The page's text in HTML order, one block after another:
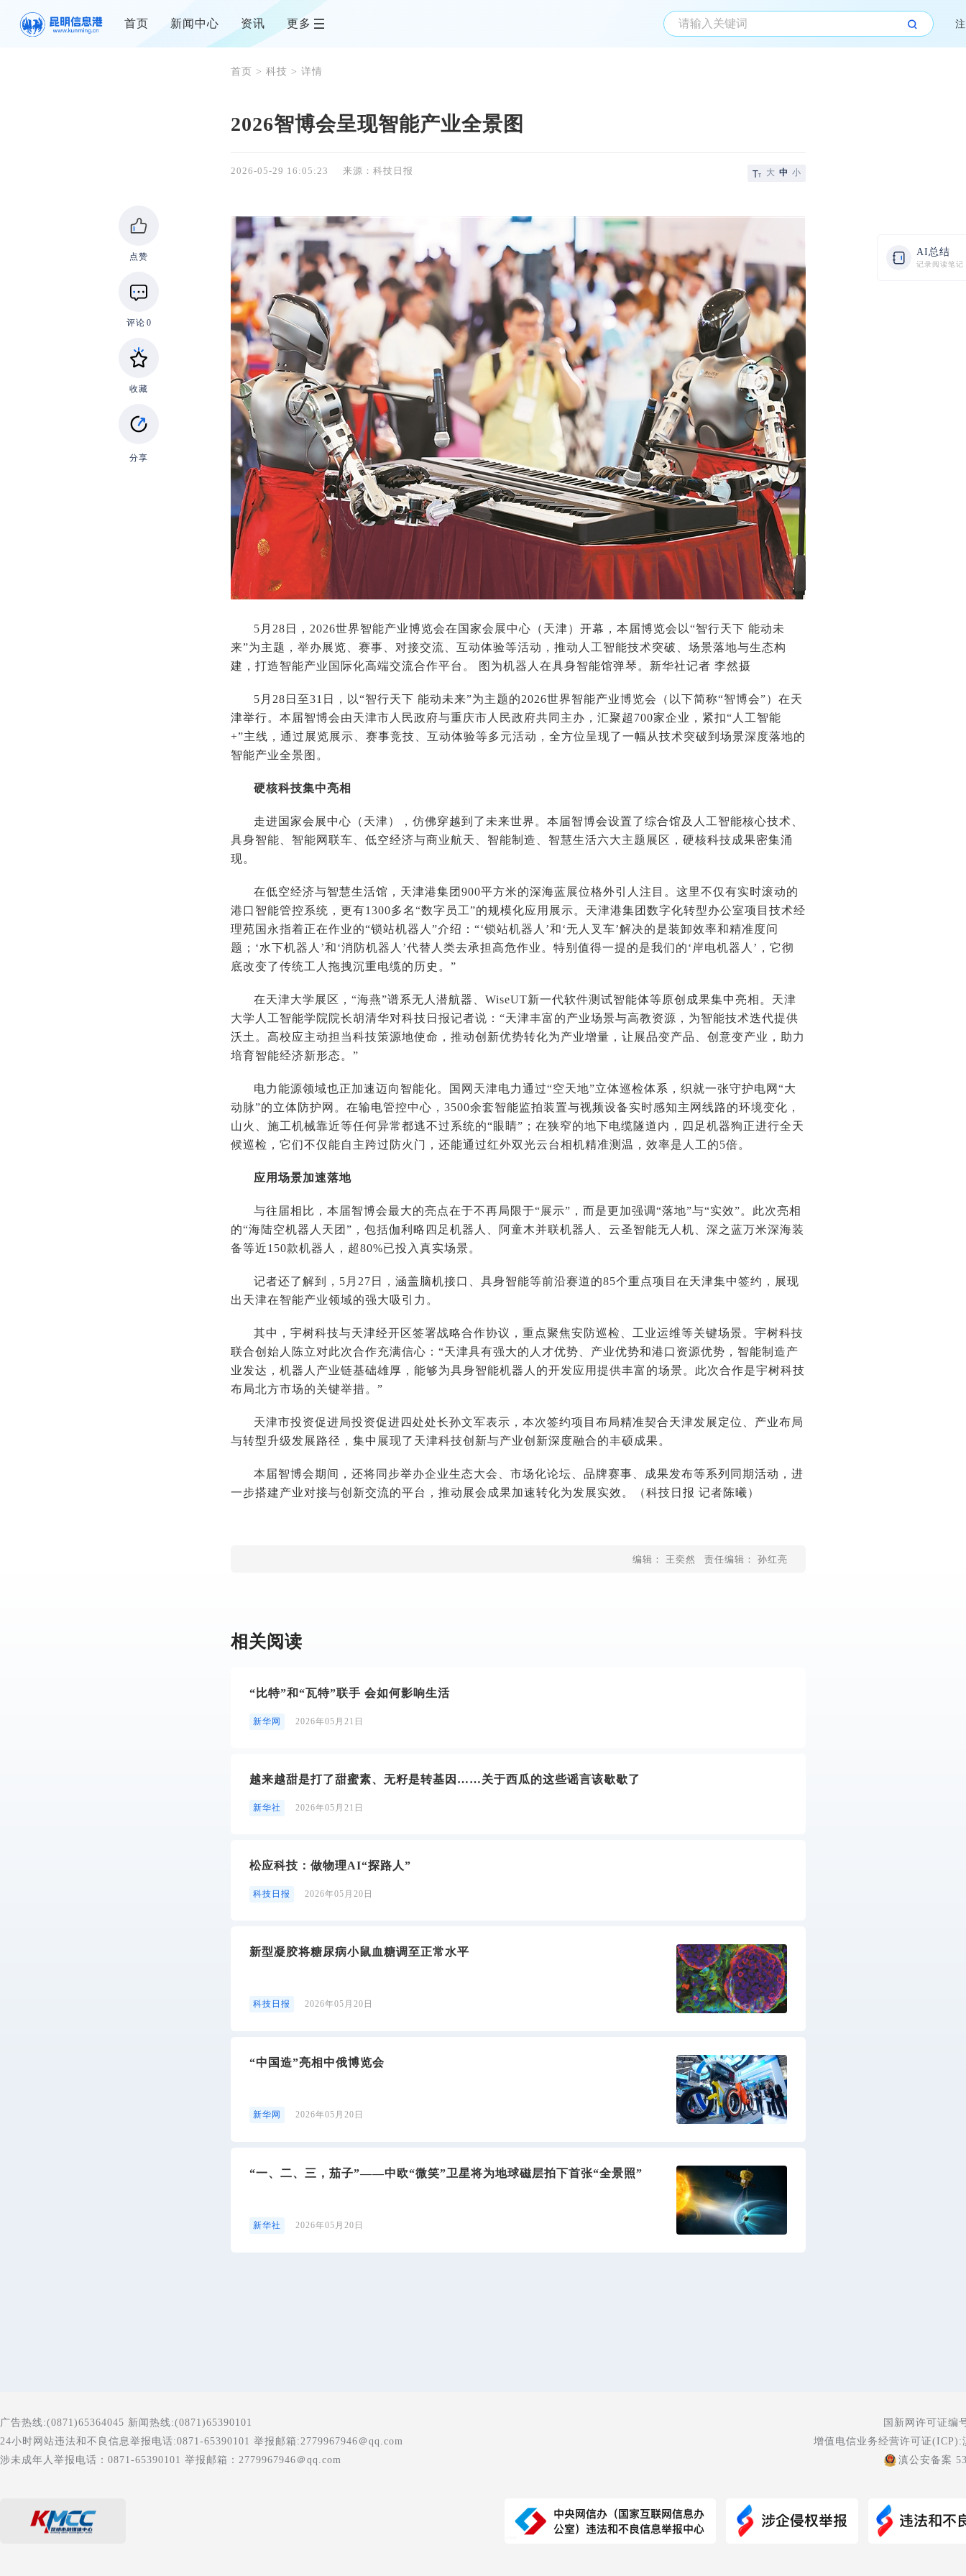
首页 新闻中心 资讯 更多
点赞
评论 0
收藏
分享
AI总结
记录阅读笔记
首页 > 科技 > 详情
2026智博会呈现智能产业全景图
2026-05-29 16:05:23 来源：科技日报 大 中 小
5月28日，2026世界智能产业博览会在国家会展中心（天津）开幕，本届博览会以“智行天下 能动未
来”为主题，举办展览、赛事、对接交流、互动体验等活动，推动人工智能技术突破、场景落地与生态构
建，打造智能产业国际化高端交流合作平台。 图为机器人在具身智能馆弹琴。新华社记者 李然摄
5月28日至31日，以“智行天下 能动未来”为主题的2026世界智能产业博览会（以下简称“智博会”）在天
津举行。本届智博会由天津市人民政府与重庆市人民政府共同主办，汇聚超700家企业，紧扣“人工智能
+”主线，通过展览展示、赛事竞技、互动体验等多元活动，全方位呈现了一幅从技术突破到场景深度落地的
智能产业全景图。
硬核科技集中亮相
走进国家会展中心（天津），仿佛穿越到了未来世界。本届智博会设置了综合馆及人工智能核心技术、
具身智能、智能网联车、低空经济与商业航天、智能制造、智慧生活六大主题展区，硬核科技成果密集涌
现。
在低空经济与智慧生活馆，天津港集团900平方米的深海蓝展位格外引人注目。这里不仅有实时滚动的
港口智能管控系统，更有1300多名“数字员工”的规模化应用展示。天津港集团数字化转型办公室项目技术经
理苑国永指着正在作业的“锁站机器人”介绍：“‘锁站机器人’和‘无人叉车’解决的是装卸效率和精准度问
题；‘水下机器人’和‘消防机器人’代替人类去承担高危作业。特别值得一提的是我们的‘岸电机器人’，它彻
底改变了传统工人拖拽沉重电缆的历史。”
在天津大学展区，“海燕”谱系无人潜航器、WiseUT新一代软件测试智能体等原创成果集中亮相。天津
大学人工智能学院院长胡清华对科技日报记者说：“天津丰富的产业场景与高教资源，为智能技术迭代提供
沃土。高校应主动担当科技策源地使命，推动创新优势转化为产业增量，让展品变产品、创意变产业，助力
培育智能经济新形态。”
电力能源领域也正加速迈向智能化。国网天津电力通过“空天地”立体巡检体系，织就一张守护电网“大
动脉”的立体防护网。在输电管控中心，3500余套智能监拍装置与视频设备实时感知主网线路的环境变化，
山火、施工机械靠近等任何异常都逃不过系统的“眼睛”；在狭窄的地下电缆隧道内，四足机器狗正进行全天
候巡检，它们不仅能自主跨过防火门，还能通过红外双光云台相机精准测温，效率是人工的5倍。
应用场景加速落地
与往届相比，本届智博会最大的亮点在于不再局限于“展示”，而是更加强调“落地”与“实效”。此次亮相
的“海陆空机器人天团”，包括伽利略四足机器人、阿童木并联机器人、云圣智能无人机、深之蓝万米深海装
备等近150款机器人，超80%已投入真实场景。
记者还了解到，5月27日，涵盖脑机接口、具身智能等前沿赛道的85个重点项目在天津集中签约，展现
出天津在智能产业领域的强大吸引力。
其中，宇树科技与天津经开区签署战略合作协议，重点聚焦安防巡检、工业运维等关键场景。宇树科技
联合创始人陈立对此次合作充满信心：“天津具有强大的人才优势、产业优势和港口资源优势，智能制造产
业发达，机器人产业链基础雄厚，能够为具身智能机器人的开发应用提供丰富的场景。此次合作是宇树科技
布局北方市场的关键举措。”
天津市投资促进局投资促进四处处长孙文军表示，本次签约项目布局精准契合天津发展定位、产业布局
与转型升级发展路径，集中展现了天津科技创新与产业创新深度融合的丰硕成果。
本届智博会期间，还将同步举办企业生态大会、市场化论坛、品牌赛事、成果发布等系列同期活动，进
一步搭建产业对接与创新交流的平台，推动展会成果加速转化为发展实效。
（科技日报 记者陈曦）
编辑： 王奕然 责任编辑： 孙红亮
相关阅读
“比特”和“瓦特”联手 会如何影响生活
新华网 2026年05月21日
越来越甜是打了甜蜜素、无籽是转基因……关于西瓜的这些谣言该歇歇了
新华社 2026年05月21日
松应科技：做物理AI“探路人”
科技日报 2026年05月20日
新型凝胶将糖尿病小鼠血糖调至正常水平
科技日报 2026年05月20日
“中国造”亮相中俄博览会
新华网 2026年05月20日
“一、二、三，茄子”——中欧“微笑”卫星将为地球磁层拍下首张“全景照”
新华社 2026年05月20日
广告热线:(0871)65364045 新闻热线:(0871)65390101
24小时网站违法和不良信息举报电话:0871-65390101 举报邮箱:2779967946＠qq.com
涉未成年人举报电话：0871-65390101 举报邮箱：2779967946＠qq.com
国新网许可证编
增值电信业务经营许可证(ICP):
滇公安备案